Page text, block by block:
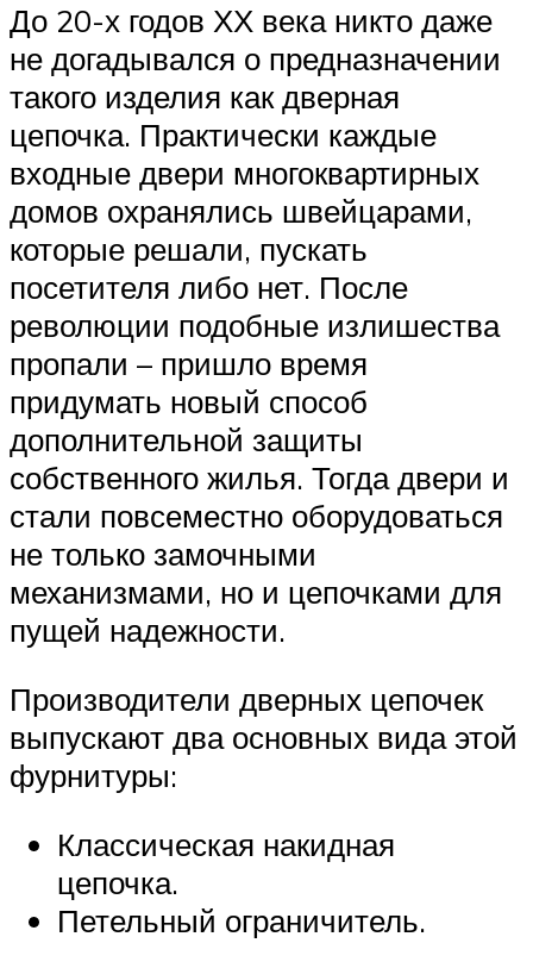
До 20-х годов ХХ века никто даже
не догадывался о предназначении
такого изделия как дверная
цепочка. Практически каждые
входные двери многоквартирных
домов охранялись швейцарами,
которые решали, пускать
посетителя либо нет. После
революции подобные излишества
пропали – пришло время
придумать новый способ
дополнительной защиты
собственного жилья. Тогда двери и
стали повсеместно оборудоваться
не только замочными
механизмами, но и цепочками для
пущей надежности.
Производители дверных цепочек
выпускают два основных вида этой
фурнитуры:
Классическая накидная
цепочка.
Петельный ограничитель.